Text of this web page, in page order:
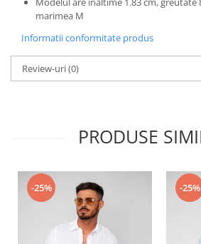
marimea M
Informatii conformitate produs
Review-uri(0)
PRODUSE
-25% -25%